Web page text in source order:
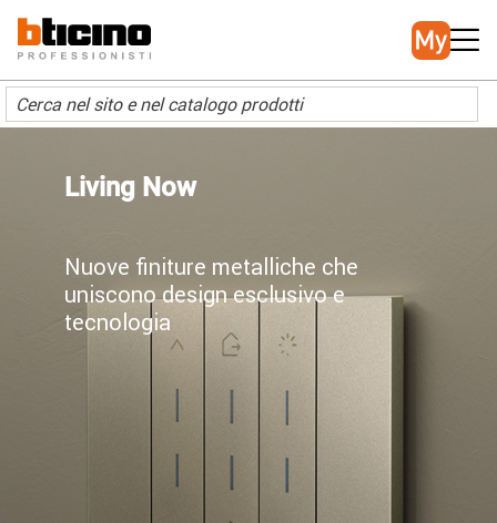
contenuto
principale
Main
navigation
Living Now
Nuove finiture metalliche che
uniscono design esclusivo e
tecnologia